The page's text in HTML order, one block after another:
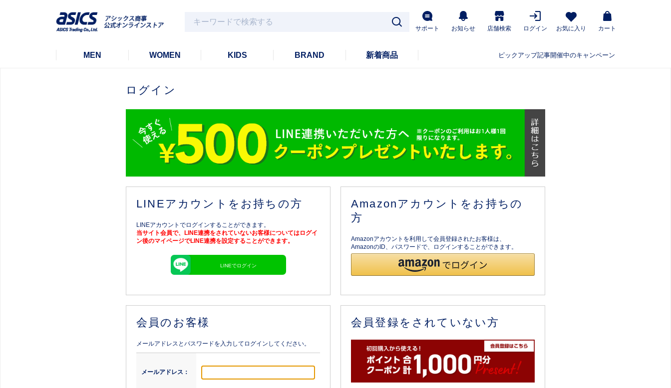
サポート お知らせ 店舗検索 ログイン お気に入り カート
MEN WOMEN KIDS BRAND 新着商品 ピックアップ記事開催中のキャンペーン
ログイン
LINEアカウントをお持ちの方
LINEアカウントでログインすることができます。
当サイト会員で、LINE連携をされていないお客様についてはログイ
ン後のマイページでLINE連携を設定することができます。
LINEでログイン
Amazonアカウントをお持ちの
方
Amazonアカウントを利用して会員登録されたお客様は、
AmazonのID、パスワードで、ログインすることができます。
会員のお客様
メールアドレスとパスワードを入力してログインしてください。
メールアドレス：
会員登録をされていない方